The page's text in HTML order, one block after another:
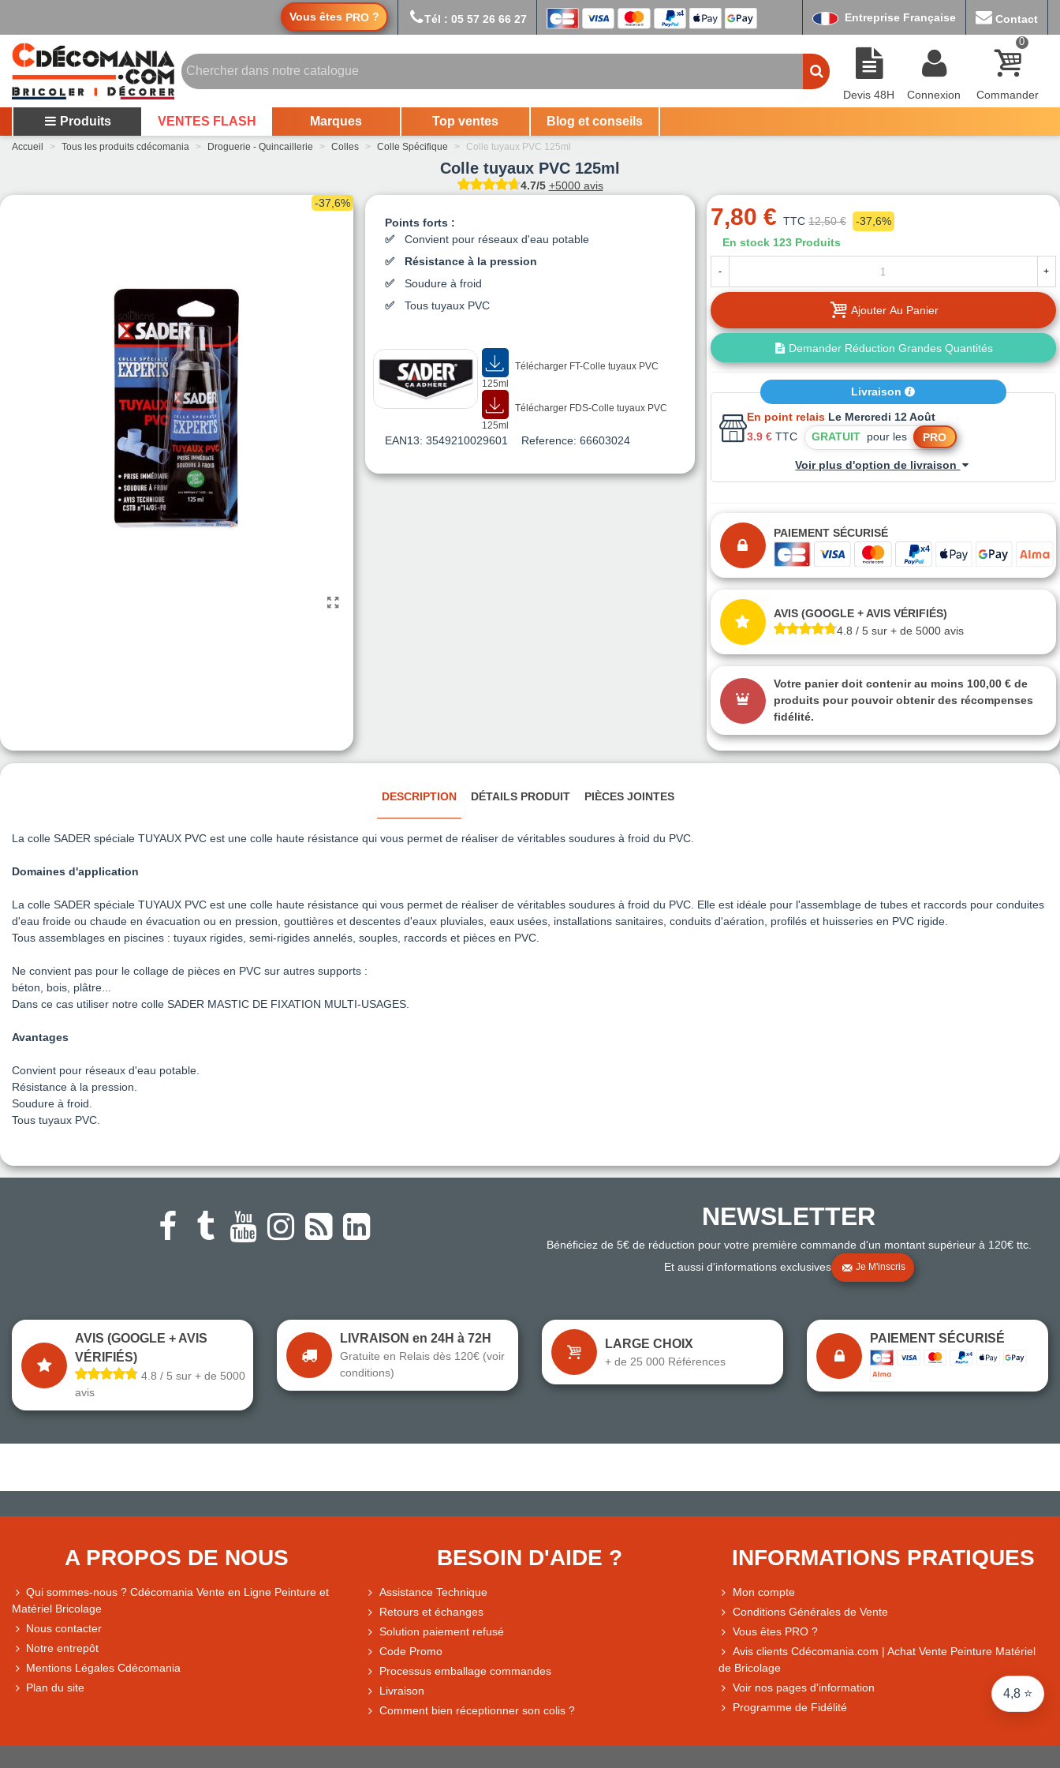
Vous êtes PRO ? Tél : 05 57 26 66 27 Entreprise Française Contact
Devis 48H Connexion
0
Commander
Produits VENTES FLASH Marques Top ventes Blog et conseils
Accueil > Tous les produits cdécomania > Droguerie - Quincaillerie > Colles > Colle Spécifique > Colle tuyaux PVC 125ml
Colle tuyaux PVC 125ml
4.7/5 +5000 avis
-37,6%
Points forts :
Convient pour réseaux d'eau potable
Résistance à la pression
Soudure à froid
Tous tuyaux PVC
Télécharger FT-Colle tuyaux PVC
125ml
Télécharger FDS-Colle tuyaux PVC
125ml
EAN13: 3549210029601 Reference: 66603024
7,80 € TTC 12,50 €
-37,6%
En stock 123 Produits
- +
Ajouter Au Panier
Demander Réduction Grandes Quantités
Livraison
En point relais Le Mercredi 12 Août
3.9 € TTC GRATUITpour les PRO
Voir plus d'option de livraison
PAIEMENT SÉCURISÉ
AVIS (GOOGLE + AVIS VÉRIFIÉS)
4.8 / 5 sur + de 5000 avis
Votre panier doit contenir au moins 100,00 € de
produits pour pouvoir obtenir des récompenses
fidélité.
DESCRIPTION DÉTAILS PRODUIT PIÈCES JOINTES
La colle SADER spéciale TUYAUX PVC est une colle haute résistance qui vous permet de réaliser de véritables soudures à froid du PVC.
Domaines d'application
La colle SADER spéciale TUYAUX PVC est une colle haute résistance qui vous permet de réaliser de véritables soudures à froid du PVC. Elle est idéale pour l'assemblage de tubes et raccords pour conduites
d'eau froide ou chaude en évacuation ou en pression, gouttières et descentes d'eaux pluviales, eaux usées, installations sanitaires, conduits d'aération, profilés et huisseries en PVC rigide.
Tous assemblages en piscines : tuyaux rigides, semi-rigides annelés, souples, raccords et pièces en PVC.
Ne convient pas pour le collage de pièces en PVC sur autres supports :
béton, bois, plâtre...
Dans ce cas utiliser notre colle SADER MASTIC DE FIXATION MULTI-USAGES.
Avantages
Convient pour réseaux d'eau potable.
Résistance à la pression.
Soudure à froid.
Tous tuyaux PVC.
4,8 ⭐
● Exceptionnel
● Exceptionnel
CB, PayPal 4x, Google Pay, Apple Pay, Alma
NEWSLETTER
Bénéficiez de 5€ de réduction pour votre première commande d'un montant supérieur à 120€ ttc.
Et aussi d'informations exclusives
Je M'inscris
AVIS (GOOGLE + AVIS
VÉRIFIÉS)
4.8 / 5 sur + de 5000
avis
LIVRAISON en 24H à 72H
Gratuite en Relais dès 120€ (voir
conditions)
LARGE CHOIX
+ de 25 000 Références
PAIEMENT SÉCURISÉ
A PROPOS DE NOUS
Qui sommes-nous ? Cdécomania Vente en Ligne Peinture et
Matériel Bricolage
Nous contacter
Notre entrepôt
Mentions Légales Cdécomania
Plan du site
BESOIN D'AIDE ?
Assistance Technique
Retours et échanges
Solution paiement refusé
Code Promo
Processus emballage commandes
Livraison
Comment bien réceptionner son colis ?
INFORMATIONS PRATIQUES
Mon compte
Conditions Générales de Vente
Vous êtes PRO ?
Avis clients Cdécomania.com | Achat Vente Peinture Matériel
de Bricolage
Voir nos pages d'information
Programme de Fidélité